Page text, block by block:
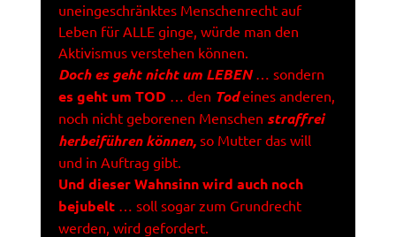
uneingeschränktes Menschenrecht auf
Leben für ALLE ginge, würde man den
Aktivismus verstehen können.
Doch es geht nicht um LEBEN… sondern
es geht um TOD … den Todeines anderen,
noch nicht geborenen Menschen straffrei
herbeiführen können, so Mutter das will
und in Auftrag gibt.
Und dieser Wahnsinn wird auch noch
bejubelt … soll sogar zum Grundrecht
werden, wird gefordert.